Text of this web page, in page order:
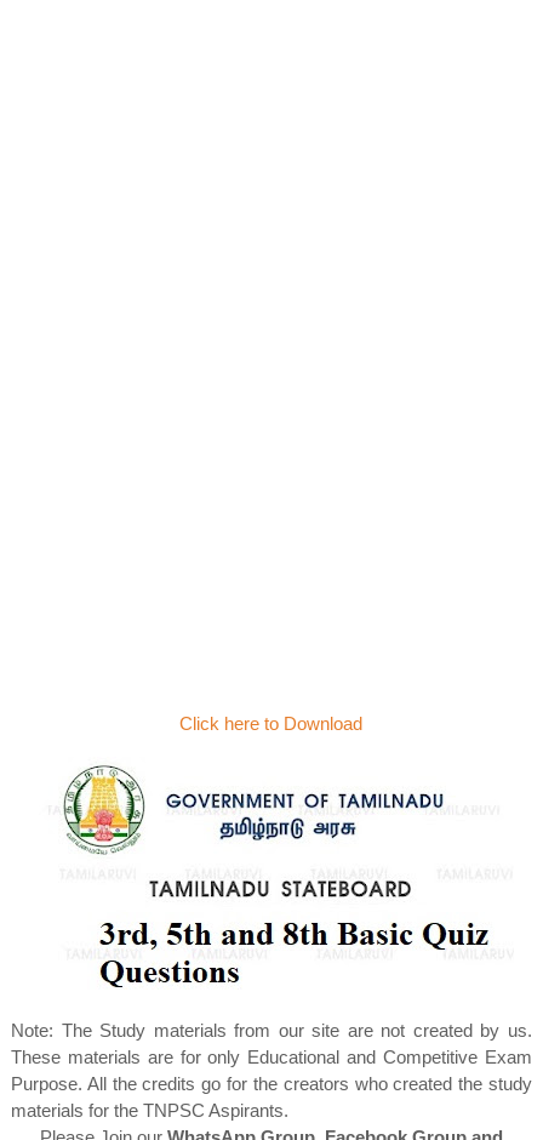
Click here to Download
Note: The Study materials from our site are not created by us.
These materials are for only Educational and Competitive Exam
Purpose. All the credits go for the creators who created the study
materials for the TNPSC Aspirants.